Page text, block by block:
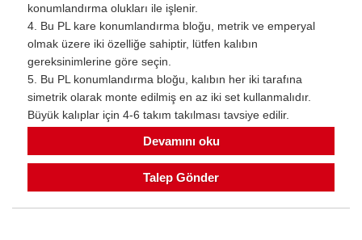
konumlandırma olukları ile işlenir.
4. Bu PL kare konumlandırma bloğu, metrik ve emperyal
olmak üzere iki özelliğe sahiptir, lütfen kalıbın
gereksinimlerine göre seçin.
5. Bu PL konumlandırma bloğu, kalıbın her iki tarafına
simetrik olarak monte edilmiş en az iki set kullanmalıdır.
Büyük kalıplar için 4-6 takım takılması tavsiye edilir.
Devamını oku
Talep Gönder